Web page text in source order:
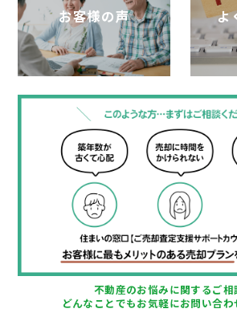
お客様の声 よ
不動産のお悩みに関するご相
どんなことでもお気軽にお問い合わ